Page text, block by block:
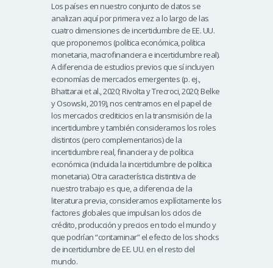
Los países en nuestro conjunto de datos se
analizan aquí por primera vez a lo largo de las
cuatro dimensiones de incertidumbre de EE. UU.
que proponemos (política económica, política
monetaria, macrofinanciera e incertidumbre real).
A diferencia de estudios previos que sí incluyen
economías de mercados emergentes (p. ej.,
Bhattarai et al., 2020; Rivolta y Trecroci, 2020; Belke
y Osowski, 2019), nos centramos en el papel de
los mercados crediticios en la transmisión de la
incertidumbre y también consideramos los roles
distintos (pero complementarios) de la
incertidumbre real, financiera y de política
económica (incluida la incertidumbre de política
monetaria). Otra característica distintiva de
nuestro trabajo es que, a diferencia de la
literatura previa, consideramos explícitamente los
factores globales que impulsan los ciclos de
crédito, producción y precios en todo el mundo y
que podrían “contaminar” el efecto de los shocks
de incertidumbre de EE. UU. en el resto del
mundo.